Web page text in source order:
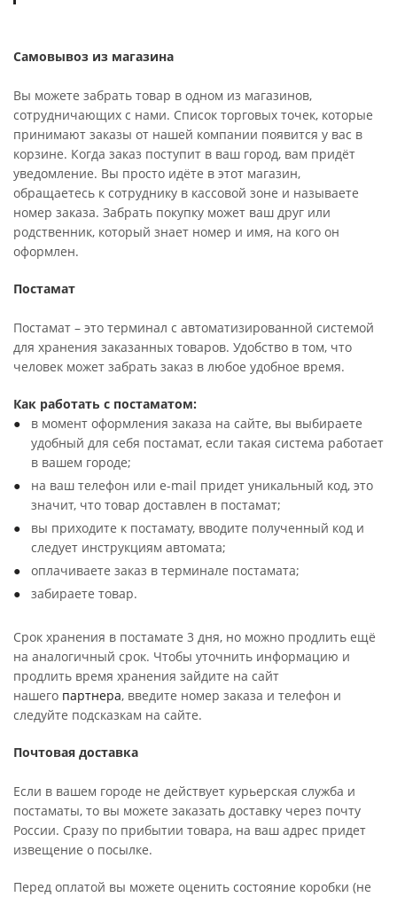
Самовывоз из магазина
Вы можете забрать товар в одном из магазинов,
сотрудничающих с нами. Список торговых точек, которые
принимают заказы от нашей компании появится у вас в
корзине. Когда заказ поступит в ваш город, вам придёт
уведомление. Вы просто идёте в этот магазин,
обращаетесь к сотруднику в кассовой зоне и называете
номер заказа. Забрать покупку может ваш друг или
родственник, который знает номер и имя, на кого он
оформлен.
Постамат
Постамат – это терминал с автоматизированной системой
для хранения заказанных товаров. Удобство в том, что
человек может забрать заказ в любое удобное время.
Как работать с постаматом:
в момент оформления заказа на сайте, вы выбираете
удобный для себя постамат, если такая система работает
в вашем городе;
на ваш телефон или e-mail придет уникальный код, это
значит, что товар доставлен в постамат;
вы приходите к постамату, вводите полученный код и
следует инструкциям автомата;
оплачиваете заказ в терминале постамата;
забираете товар.
Срок хранения в постамате 3 дня, но можно продлить ещё
на аналогичный срок. Чтобы уточнить информацию и
продлить время хранения зайдите на сайт
нашего партнера, введите номер заказа и телефон и
следуйте подсказкам на сайте.
Почтовая доставка
Если в вашем городе не действует курьерская служба и
постаматы, то вы можете заказать доставку через почту
России. Сразу по прибытии товара, на ваш адрес придет
извещение о посылке.
Перед оплатой вы можете оценить состояние коробки (не